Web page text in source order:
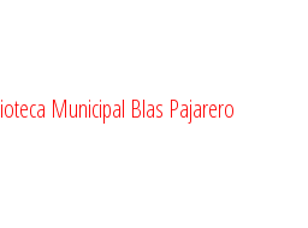
Municipal Blas Pajarero